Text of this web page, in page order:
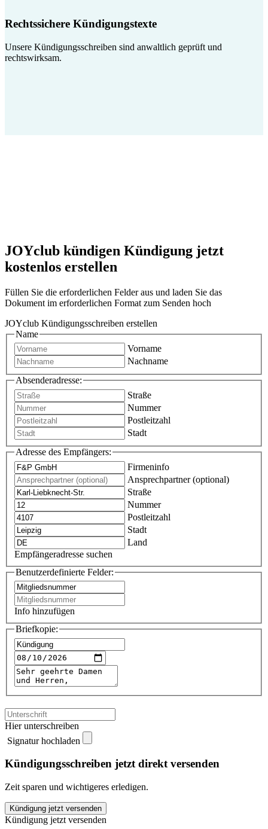
Rechtssichere Kündigungstexte
Unsere Kündigungsschreiben sind anwaltlich geprüft und
rechtswirksam.
JOYclub kündigen Kündigung jetzt
kostenlos erstellen
Füllen Sie die erforderlichen Felder aus und laden Sie das
Dokument im erforderlichen Format zum Senden hoch
JOYclub Kündigungsschreiben erstellen
Name
Vorname
Nachname
Absenderadresse:
Straße
Nummer
Postleitzahl
Stadt
Adresse des Empfängers:
Firmeninfo
Ansprechpartner (optional)
Straße
Nummer
Postleitzahl
Stadt
Land
Empfängeradresse suchen
Benutzerdefinierte Felder:
Info hinzufügen
Briefkopie:
Hier unterschreiben
Signatur hochladen
Kündigungsschreiben jetzt direkt versenden
Zeit sparen und wichtigeres erledigen.
JOYclub
kündigen
Kündigung jetzt versenden
Kündigung jetzt versenden